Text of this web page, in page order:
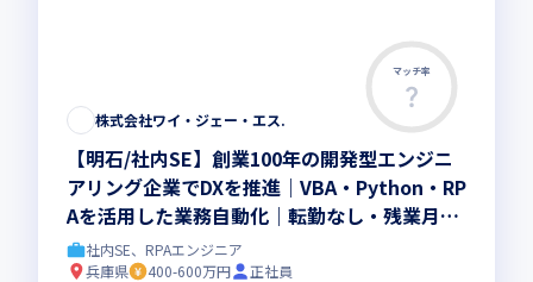
マッチ率
株式会社ワイ・ジェー・エス.
【明石/社内SE】創業100年の開発型エンジニ
アリング企業でDXを推進｜VBA・Python・RP
Aを活用した業務自動化｜転勤なし・残業月20
h未満・最大11連休可
社内SE、RPAエンジニア
兵庫県
400-600万円
正社員